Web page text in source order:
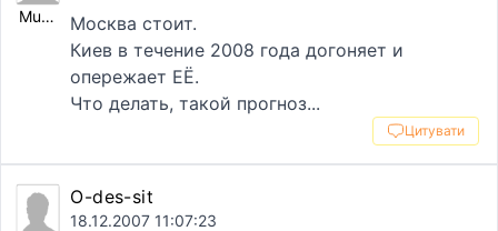
Mulya
Москва стоит.
Киев в течение 2008 года догоняет и
опережает ЕЁ.
Что делать, такой прогноз...
Цитувати
O-des-sit
18.12.2007 11:07:23